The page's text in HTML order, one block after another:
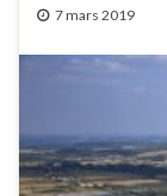
7 mars 2019